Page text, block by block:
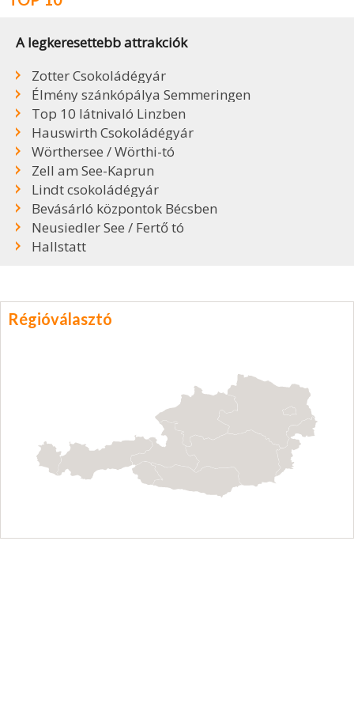
A legkeresettebb attrakciók
Zotter Csokoládégyár
Élmény szánkópálya Semmeringen
Top 10 látnivaló Linzben
Hauswirth Csokoládégyár
Wörthersee / Wörthi-tó
Zell am See-Kaprun
Lindt csokoládégyár
Bevásárló központok Bécsben
Neusiedler See / Fertő tó
Hallstatt
Régióválasztó